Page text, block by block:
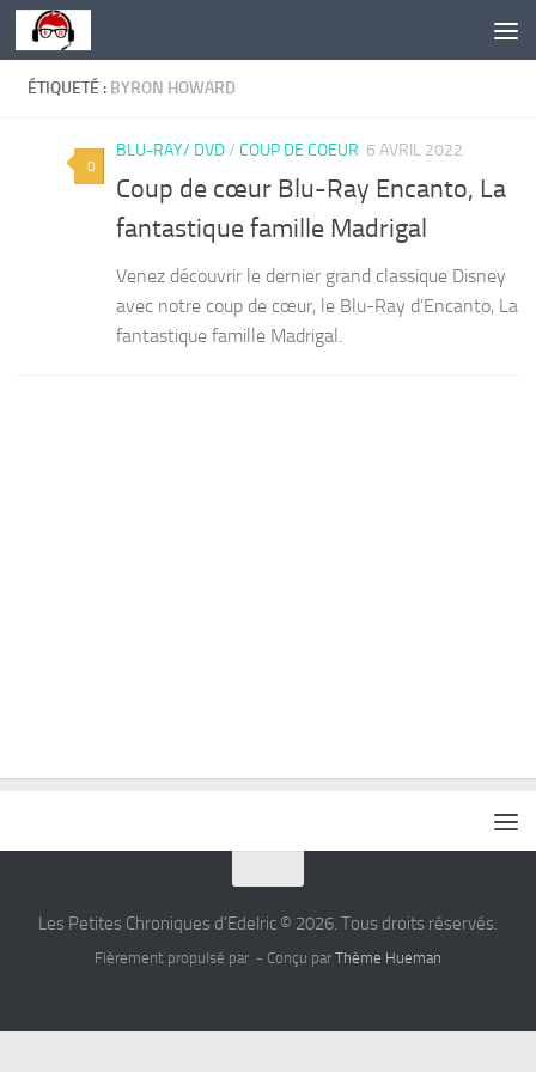
Skip to content
ÉTIQUETÉ : BYRON HOWARD
0
BLU-RAY/ DVD/ COUP DE COEUR 6 AVRIL 2022
Coup de cœur Blu-Ray Encanto, La
fantastique famille Madrigal
Venez découvrir le dernier grand classique Disney
avec notre coup de cœur, le Blu-Ray d’Encanto, La
fantastique famille Madrigal.
Les Petites Chroniques d'Edelric © 2026. Tous droits réservés.
Fièrement propulsé par - Conçu par Thème Hueman